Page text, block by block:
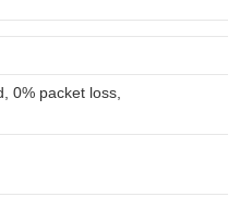
0% packet loss,